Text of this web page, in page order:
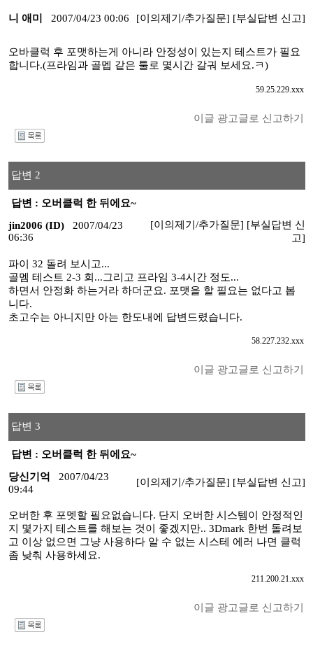
니 애미 2007/04/23 00:06 [이의제기/추가질문] [부실답변 신고]
오바클럭 후 포맷하는게 아니라 안정성이 있는지 테스트가 필요
합니다.(프라임과 골멥 같은 툴로 몇시간 갈궈 보세요.ㅋ)
59.25.229.xxx
이글 광고글로 신고하기
답변 2
답변 : 오버클럭 한 뒤에요~
jin2006 (ID)
2007/04/23
06:36
[이의제기/추가질문] [부실답변 신
고]
파이 32 돌려 보시고...
골멤 테스트 2-3 회...그리고 프라임 3-4시간 정도...
하면서 안정화 하는거라 하더군요. 포맷을 할 필요는 없다고 봅
니다.
초고수는 아니지만 아는 한도내에 답변드렸습니다.
58.227.232.xxx
이글 광고글로 신고하기
답변 3
답변 : 오버클럭 한 뒤에요~
당신기억
2007/04/23
09:44
[이의제기/추가질문] [부실답변 신고]
오버한 후 포멧할 필요없습니다. 단지 오버한 시스템이 안정적인
지 몇가지 테스트를 해보는 것이 좋겠지만.. 3Dmark 한번 돌려보
고 이상 없으면 그냥 사용하다 알 수 없는 시스테 에러 나면 클럭
좀 낮춰 사용하세요.
211.200.21.xxx
이글 광고글로 신고하기